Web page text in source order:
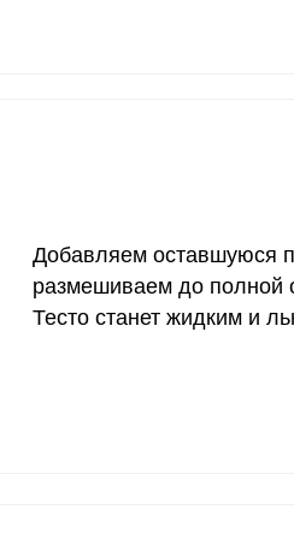
Добавляем оставшуюся
размешиваем до полной
Тесто станет жидким и